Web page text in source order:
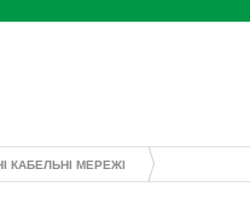
КАБЕЛЬНІ МЕРЕЖІ